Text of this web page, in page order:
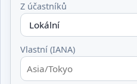
Z účastníků
Vlastní (IANA)